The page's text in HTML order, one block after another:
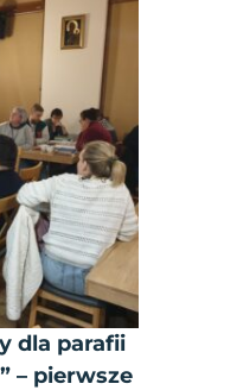
dla parafii
– pierwsze